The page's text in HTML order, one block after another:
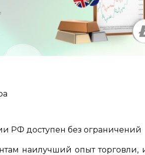
РФ доступен без ограничений
наилучший опыт